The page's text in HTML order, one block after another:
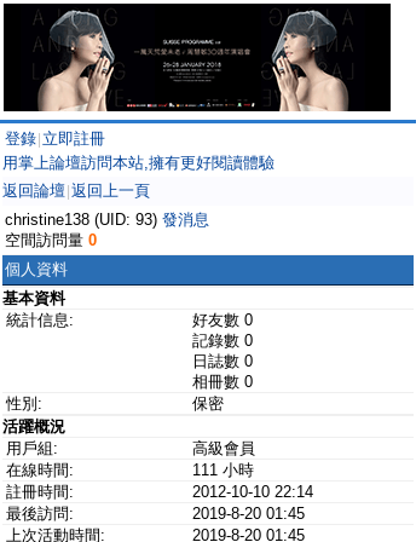
登錄 立即註冊
用掌上論壇訪問本站,擁有更好閱讀體驗
返回論壇 返回上一頁
christine138 (UID: 93) 發消息
空間訪問量 0
個人資料
基本資料
統計信息:
好友數 0
記錄數 0
日誌數 0
相冊數 0
性別:
保密
活躍概況
用戶組:
高級會員
在線時間:
111 小時
註冊時間:
2012-10-10 22:14
最後訪問:
2019-8-20 01:45
上次活動時間:
2019-8-20 01:45